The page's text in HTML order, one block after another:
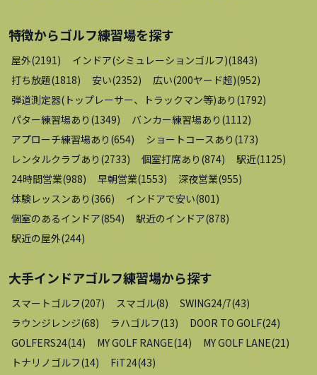
特徴からゴルフ練習場を探す
屋外(2191 ) インドア(シミュレーションゴルフ)(1843)
打ち放題(1818) 安い(2352) 広い(200ヤード超)(952)
弾道測定器(トップレーサー、トラックマン等)あり (1792)
パター練習場あり (1349) バンカー練習場あり (1112)
アプローチ練習場あり (654) ショートコースあり (173)
レンタルクラブあり (2733) 個室打席あり (874) 駅近(1125)
24時間営業(988) 早朝営業(1553) 深夜営業(955)
体験レッスンあり (366) インドアで安い(801 )
個室のあるインドア(854) 駅近のインドア(878)
駅近の屋外(244)
大手インドアゴルフ練習場から探す
スマートゴルフ(207) スマゴル(8) SWING24/7(43)
ラウンジレンジ(68) ラハゴルフ(13) DOOR TO GOLF(24)
GOLFERS24(14) MY GOLF RANGE(14) MY GOLF LANE(21 )
トナリノゴルフ(14) FiT24(43)